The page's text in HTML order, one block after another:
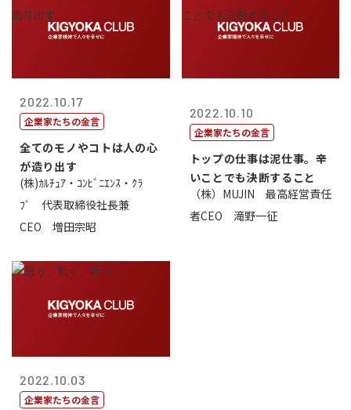
2022.10.17
企業家たちの金言
全てのモノやコトは人の心
が造り出す
(株)ｶﾙﾁｭｱ・ｺﾝﾋﾞﾆｴﾝｽ・ｸﾗ
ﾌﾞ 代表取締役社長兼
CEO 増田宗昭
2022.10.10
企業家たちの金言
トップの仕事は泥仕事。辛
いことでも決断すること
（株）MUJIN 最高経営責任
者CEO 滝野一征
2022.10.03
企業家たちの金言